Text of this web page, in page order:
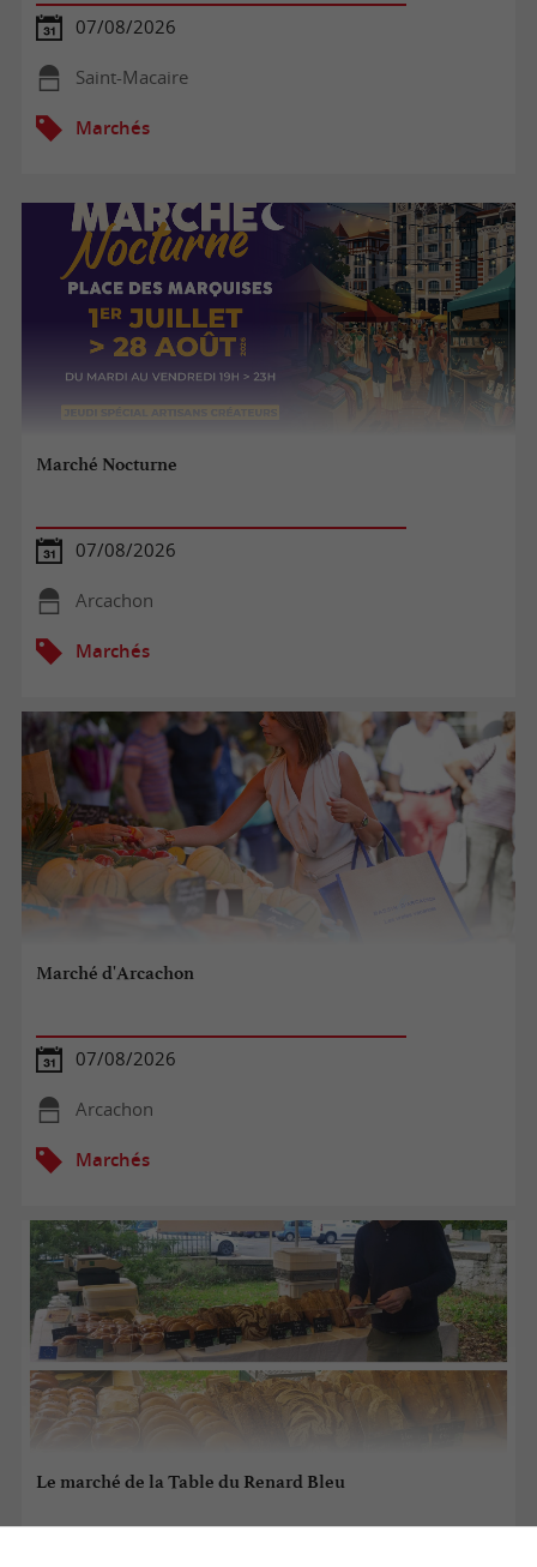
07/08/2026
Saint-Macaire
Marchés
Marché Nocturne
07/08/2026
Arcachon
Marchés
Marché d'Arcachon
07/08/2026
Arcachon
Marchés
Le marché de la Table du Renard Bleu